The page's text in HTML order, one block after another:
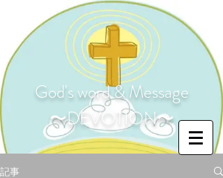
God's word & Message
〜DEVOTION〜
記事